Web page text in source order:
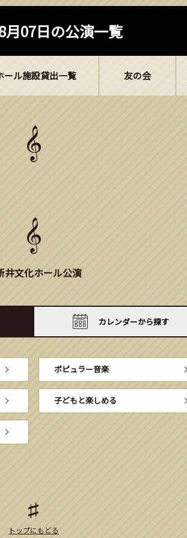
月07日の公演一覧
ール施設貸出一覧 友の会
井文化ホール公演
カレンダーから探す
ポピュラー音楽
子どもと楽しめる
トップにもどる